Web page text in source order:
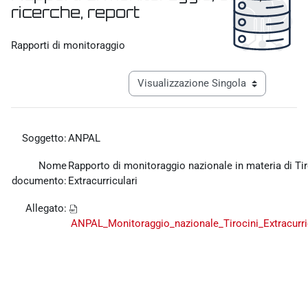
ricerche, report
Rapporti di monitoraggio
Navigazione terziaria modalità
Soggetto:ANPAL
Nome
documento:
Rapporto di monitoraggio nazionale in materia di
Extracurriculari
Allegato: